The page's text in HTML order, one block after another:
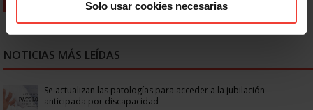
Solo usar cookies necesarias
NOTICIAS MÁS LEÍDAS
Se actualizan las patologías para acceder a la jubilación
anticipada por discapacidad